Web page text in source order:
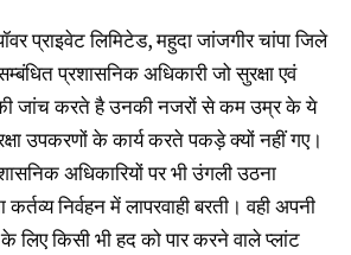
प्राइवेट लिमिटेड, महुदा जांजगीर चांपा जिले
प्रशासनिक अधिकारी जो सुरक्षा एवं
जांच करते है उनकी नजरों से कम उम्र के ये
उपकरणों के कार्य करते पकड़े क्यों नहीं गए।
अधिकारियों पर भी उंगली उठना
निर्वहन में लापरवाही बरती। वही अपनी
लिए किसी भी हद को पार करने वाले प्लांट